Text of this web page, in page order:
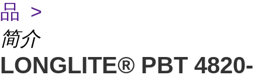
品 >
简介
LONGLITE® PBT 4820-